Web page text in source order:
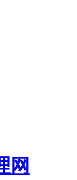
网